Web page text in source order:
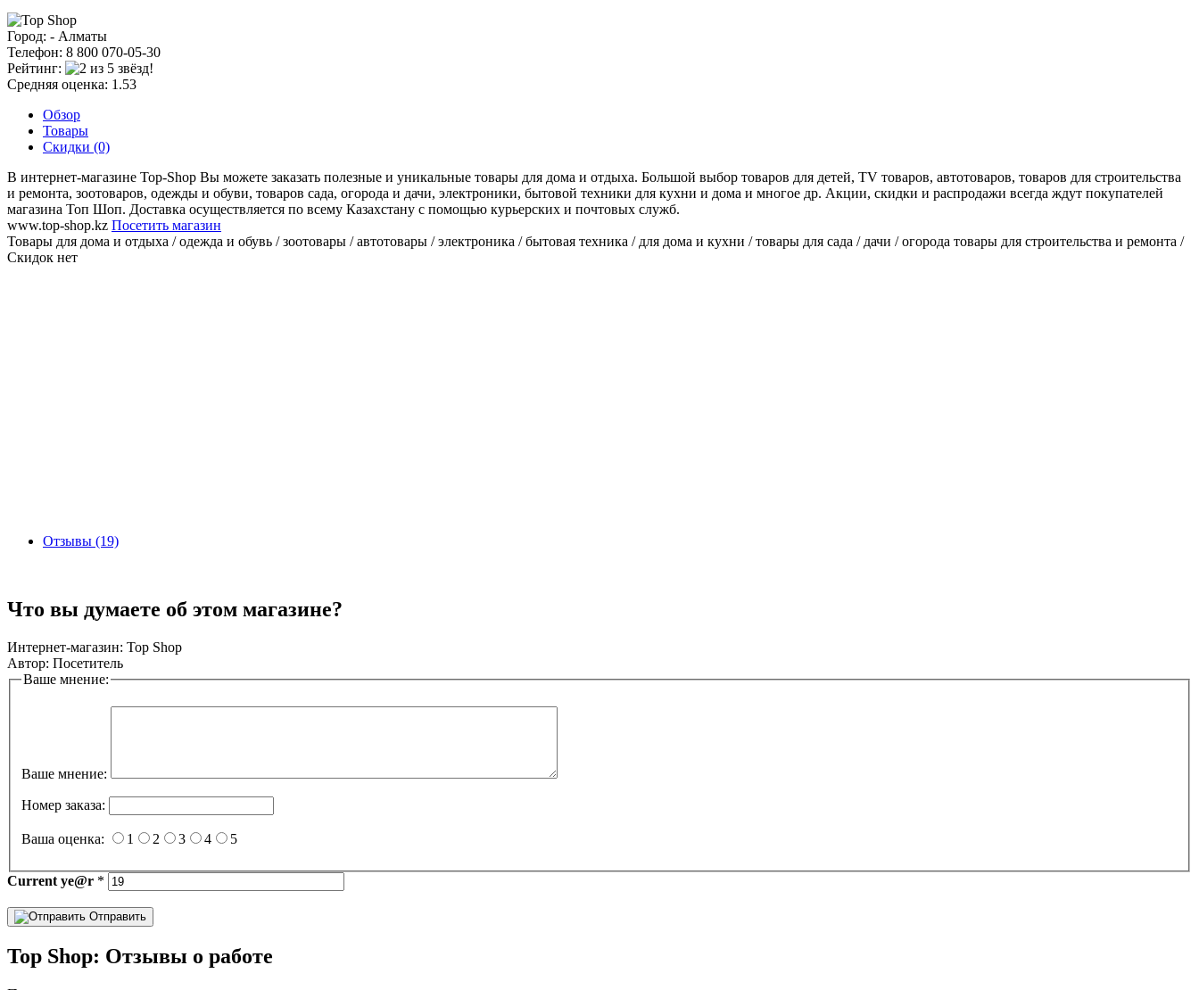
Город: - Алматы
Телефон: 8 800 070-05-30
Рейтинг:
Средняя оценка: 1.53
Обзор
Товары
Скидки (0)
В интернет-магазине Top-Shop Вы можете заказать полезные и уникальные товары для дома и отдыха. Большой выбор товаров для детей, TV товаров, автотоваров, товаров для строительства
и ремонта, зоотоваров, одежды и обуви, товаров сада, огорода и дачи, электроники, бытовой техники для кухни и дома и многое др. Акции, скидки и распродажи всегда ждут покупателей
магазина Топ Шоп. Доставка осуществляется по всему Казахстану с помощью курьерских и почтовых служб.
www.top-shop.kz Посетить магазин
Товары для дома и отдыха / одежда и обувь / зоотовары / автотовары / электроника / бытовая техника / для дома и кухни / товары для сада / дачи / огорода товары для строительства и ремонта /
Скидок нет
Отзывы (19)
Что вы думаете об этом магазине?
Интернет-магазин: Top Shop
Автор: Посетитель
Ваше мнение:
Ваше мнение:
Номер заказа:
Ваша оценка: 1 2 3 4 5
Current ye@r *
Отправить
Top Shop: Отзывы о работе